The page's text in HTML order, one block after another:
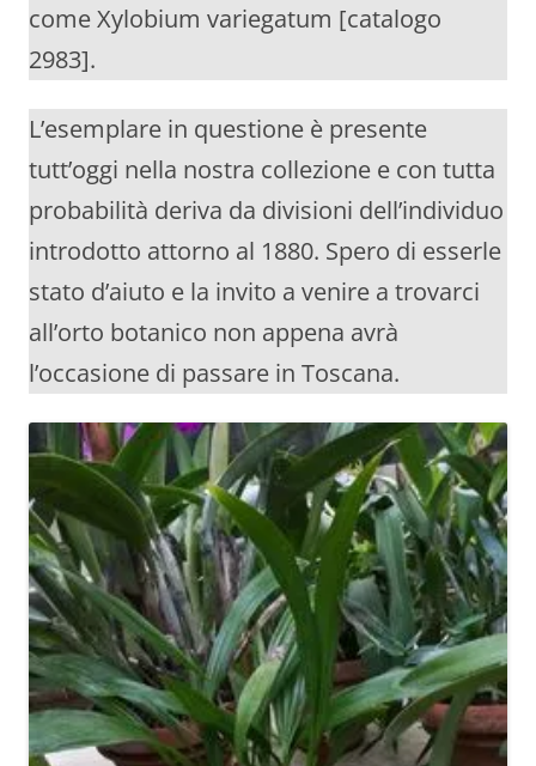
come Xylobium variegatum [catalogo
2983].
L’esemplare in questione è presente
tutt’oggi nella nostra collezione e con tutta
probabilità deriva da divisioni dell’individuo
introdotto attorno al 1880. Spero di esserle
stato d’aiuto e la invito a venire a trovarci
all’orto botanico non appena avrà
l’occasione di passare in Toscana.